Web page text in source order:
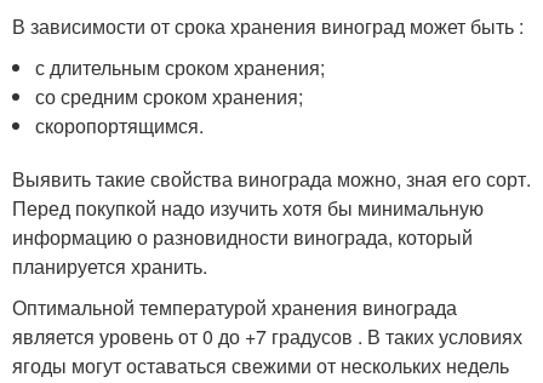
В зависимости от срока хранения виноград может быть :
с длительным сроком хранения;
со средним сроком хранения;
скоропортящимся.
Выявить такие свойства винограда можно, зная его сорт.
Перед покупкой надо изучить хотя бы минимальную
информацию о разновидности винограда, который
планируется хранить.
Оптимальной температурой хранения винограда
является уровень от 0 до +7 градусов . В таких условиях
ягоды могут оставаться свежими от нескольких недель